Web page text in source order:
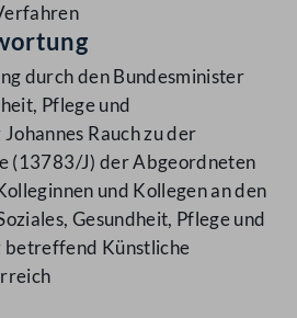
durch den Bundesminister
Pflege und
Rauch zu der
(13783/J) der Abgeordneten
und Kollegen an den
Gesundheit, Pflege und
betreffend Künstliche